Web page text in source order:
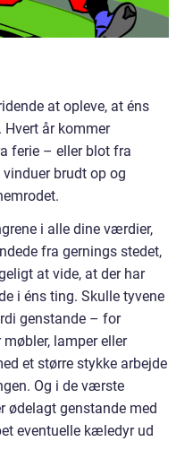
at opleve, at éns
år kommer
ferie – eller blot fra
brudt op og
i alle dine værdier,
fra gernings stedet,
at vide, at der har
i éns ting. Skulle tyvene
genstande – for
lamper eller
et større stykke arbejde
Og i de værste
genstande med
eventuelle kæledyr ud